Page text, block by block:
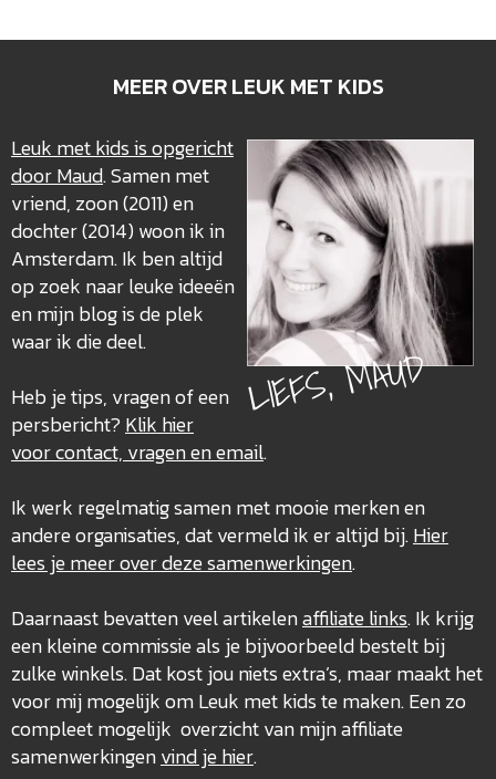
MEER OVER LEUK MET KIDS
LIEFS, MAUD
Leuk met kids is opgericht
door Maud. Samen met
vriend, zoon (2011) en
dochter (2014) woon ik in
Amsterdam. Ik ben altijd
op zoek naar leuke ideeën
en mijn blog is de plek
waar ik die deel.
Heb je tips, vragen of een
persbericht?Klik hier
voor contact, vragen en email.
Ik werk regelmatig samen met mooie merken en
andere organisaties, dat vermeld ik er altijd bij.Hier
lees je meer over dezesamenwerkingen.
Daarnaast bevatten veel artikelenaffiliate links. Ik krijg
een kleine commissie als je bijvoorbeeld bestelt bij
zulke winkels. Dat kost jou niets extra’s, maar maakt het
voor mij mogelijk om Leuk met kids te maken. Een zo
compleet mogelijk overzicht van mijn affiliate
samenwerkingenvind je hier.